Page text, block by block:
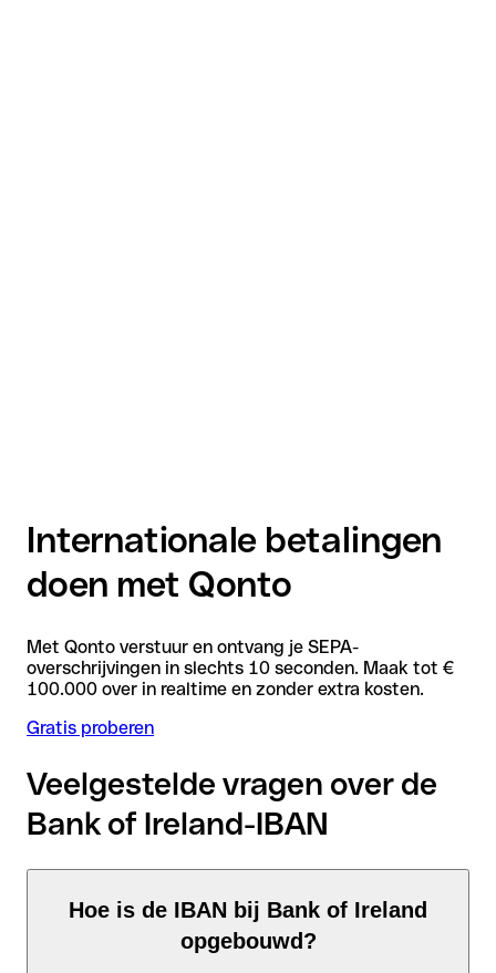
Internationale betalingen
doen met Qonto
Met Qonto verstuur en ontvang je SEPA-
overschrijvingen in slechts 10 seconden. Maak tot €
100.000 over in realtime en zonder extra kosten.
Gratis proberen
Veelgestelde vragen over de
Bank of Ireland-IBAN
Hoe is de IBAN bij Bank of Ireland
opgebouwd?